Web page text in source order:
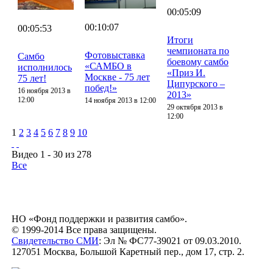
00:05:53
Самбо
исполнилось
75 лет!
16 ноября 2013 в
12:00
00:10:07
Фотовыставка
«САМБО в
Москве - 75 лет
побед!»
14 ноября 2013 в 12:00
00:05:09
Итоги
чемпионата по
боевому самбо
«Приз И.
Ципурского –
2013»
29 октября 2013 в
12:00
1 2 3 4 5 6 7 8 9 10
Видео 1 - 30 из 278
Все
НО «Фонд поддержки и развития самбо».
© 1999-2014 Все права защищены.
Свидетельство СМИ: Эл № ФС77-39021 от 09.03.2010.
127051 Москва, Большой Каретный пер., дом 17, стр. 2.